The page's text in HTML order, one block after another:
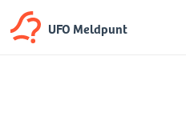
UFO Meldpunt